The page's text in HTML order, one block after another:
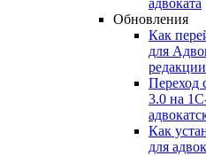
Обновления
Как
для
Переход
3.0 на
Как
для